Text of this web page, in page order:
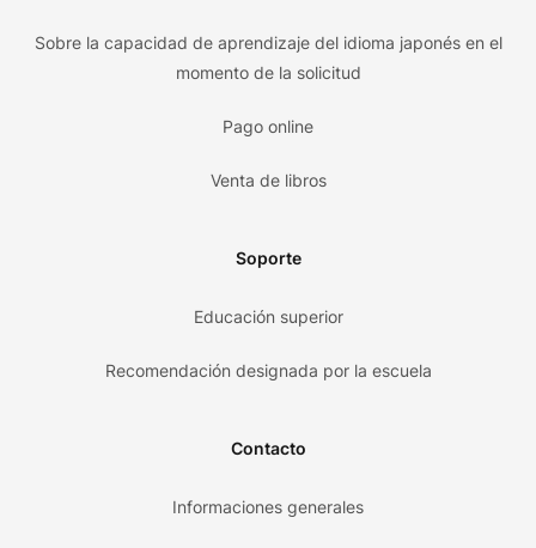
Sobre la capacidad de aprendizaje del idioma japonés en el
momento de la solicitud
Pago online
Venta de libros
Soporte
Educación superior
Recomendación designada por la escuela
Contacto
Informaciones generales